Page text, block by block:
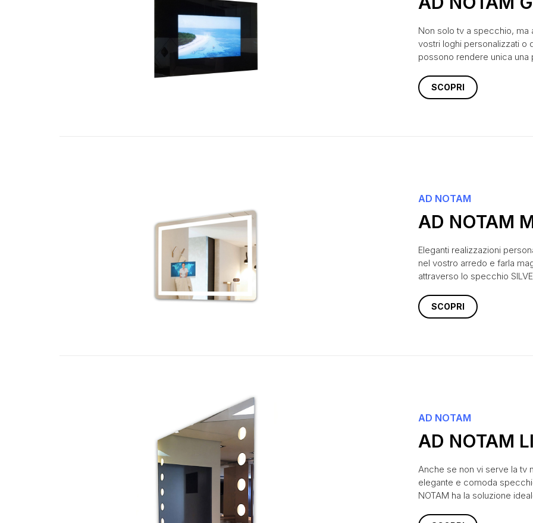
Non solo tv a specchio, ma
vostri loghi personalizzati o
possono rendere unica
SCOPRI
AD NOTAM
AD NOTAM
Eleganti realizzazioni
nel vostro arredo e farla
attraverso lo specchio
SCOPRI
AD NOTAM
AD NOTAM
Anche se non vi serve la tv
elegante e comoda
NOTAM ha la soluzione